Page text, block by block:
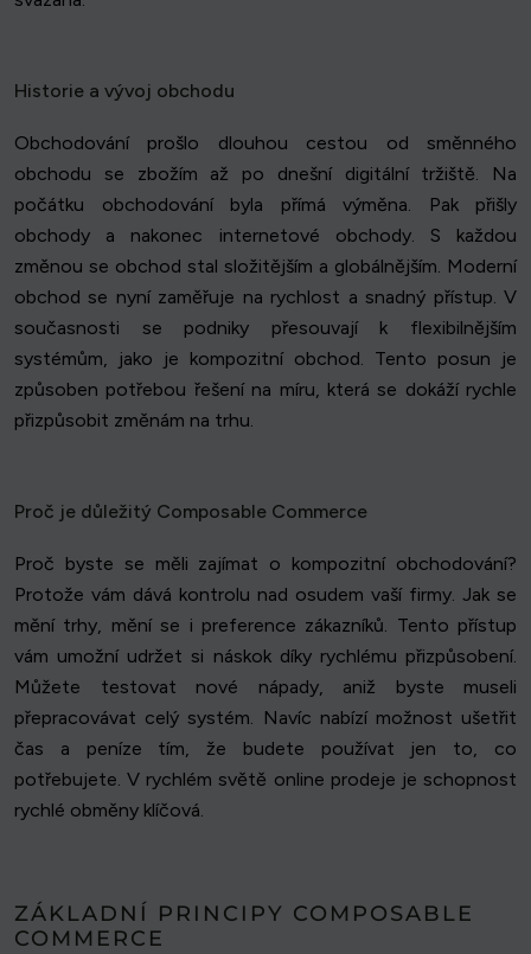
Historie a vývoj obchodu
Obchodování prošlo dlouhou cestou od směnného
obchodu se zbožím až po dnešní digitální tržiště. Na
počátku obchodování byla přímá výměna. Pak přišly
obchody a nakonec internetové obchody. S každou
změnou se obchod stal složitějším a globálnějším. Moderní
obchod se nyní zaměřuje na rychlost a snadný přístup. V
současnosti se podniky přesouvají k flexibilnějším
systémům, jako je kompozitní obchod. Tento posun je
způsoben potřebou řešení na míru, která se dokáží rychle
přizpůsobit změnám na trhu.
Proč je důležitý Composable Commerce
Proč byste se měli zajímat o kompozitní obchodování?
Protože vám dává kontrolu nad osudem vaší firmy. Jak se
mění trhy, mění se i preference zákazníků. Tento přístup
vám umožní udržet si náskok díky rychlému přizpůsobení.
Můžete testovat nové nápady, aniž byste museli
přepracovávat celý systém. Navíc nabízí možnost ušetřit
čas a peníze tím, že budete používat jen to, co
potřebujete. V rychlém světě online prodeje je schopnost
rychlé obměny klíčová.
ZÁKLADNÍ PRINCIPY COMPOSABLE
COMMERCE